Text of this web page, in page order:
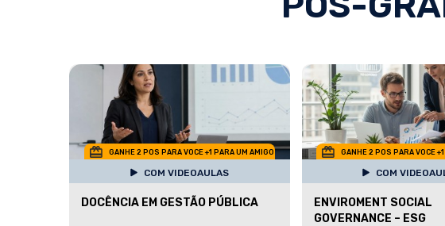
GANHE 2 POS PARA VOCE +1 PARA UM AMIGO
COM VIDEOAULAS
DOCÊNCIA EM GESTÃO PÚBLICA
GANHE 2 POS PARA VOCE
COM
ENVIROMENT SOCIAL
GOVERNANCE – ESG